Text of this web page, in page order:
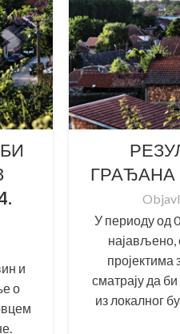
и
о
ГРАЂАНА
У периоду од
најављено,
пројектима
сматрају да
из локалног